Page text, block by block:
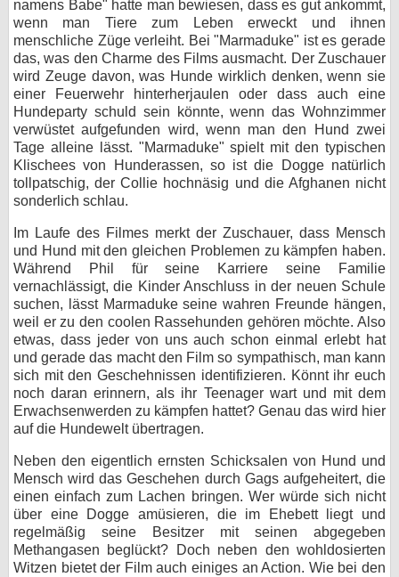
namens Babe" hatte man bewiesen, dass es gut ankommt,
wenn man Tiere zum Leben erweckt und ihnen
menschliche Züge verleiht. Bei "Marmaduke" ist es gerade
das, was den Charme des Films ausmacht. Der Zuschauer
wird Zeuge davon, was Hunde wirklich denken, wenn sie
einer Feuerwehr hinterherjaulen oder dass auch eine
Hundeparty schuld sein könnte, wenn das Wohnzimmer
verwüstet aufgefunden wird, wenn man den Hund zwei
Tage alleine lässt. "Marmaduke" spielt mit den typischen
Klischees von Hunderassen, so ist die Dogge natürlich
tollpatschig, der Collie hochnäsig und die Afghanen nicht
sonderlich schlau.
Im Laufe des Filmes merkt der Zuschauer, dass Mensch
und Hund mit den gleichen Problemen zu kämpfen haben.
Während Phil für seine Karriere seine Familie
vernachlässigt, die Kinder Anschluss in der neuen Schule
suchen, lässt Marmaduke seine wahren Freunde hängen,
weil er zu den coolen Rassehunden gehören möchte. Also
etwas, dass jeder von uns auch schon einmal erlebt hat
und gerade das macht den Film so sympathisch, man kann
sich mit den Geschehnissen identifizieren. Könnt ihr euch
noch daran erinnern, als ihr Teenager wart und mit dem
Erwachsenwerden zu kämpfen hattet? Genau das wird hier
auf die Hundewelt übertragen.
Neben den eigentlich ernsten Schicksalen von Hund und
Mensch wird das Geschehen durch Gags aufgeheitert, die
einen einfach zum Lachen bringen. Wer würde sich nicht
über eine Dogge amüsieren, die im Ehebett liegt und
regelmäßig seine Besitzer mit seinen abgegeben
Methangasen beglückt? Doch neben den wohldosierten
Witzen bietet der Film auch einiges an Action. Wie bei den